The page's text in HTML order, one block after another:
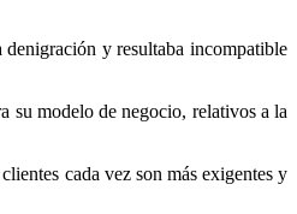
y resultaba incompatible
su modelo de negocio, relativos a la
cada vez son más exigentes y